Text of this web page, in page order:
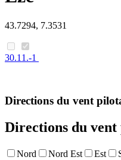
43.7294, 7.3531
30.11.-1
Directions du vent
Directions du vent
Nord Nord Est Est